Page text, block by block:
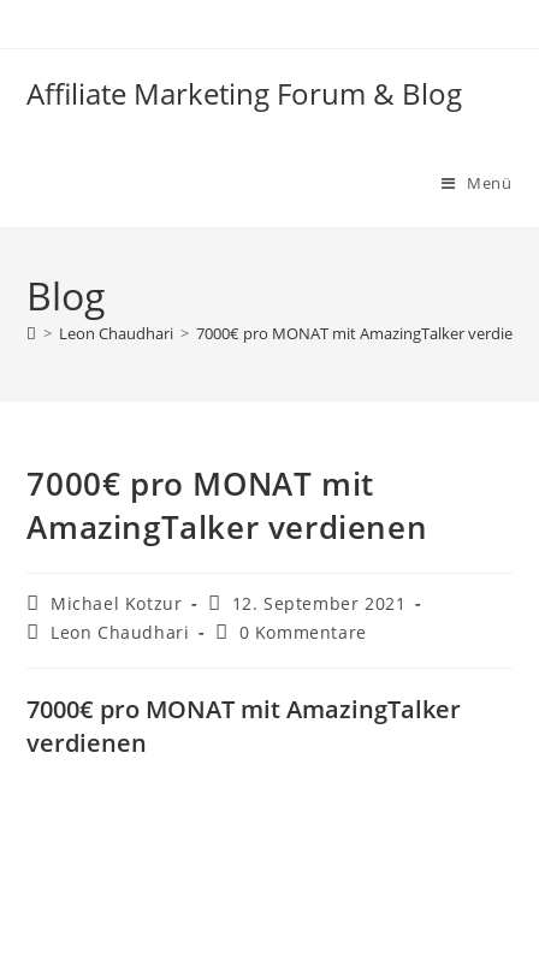
Affiliate Marketing Forum & Blog
Menü
Blog
> Leon Chaudhari > 7000€ pro MONAT mit AmazingTalker
7000€ pro MONAT mit
AmazingTalker verdienen
Beitrags-
Autor:
Michael Kotzur
Beitrag
veröffentlicht:
12. September 2021
Beitrags-
Leon Chaudhari
Beitrags-
0 Kommentare
7000€ pro MONAT mit AmazingTalker
verdienen